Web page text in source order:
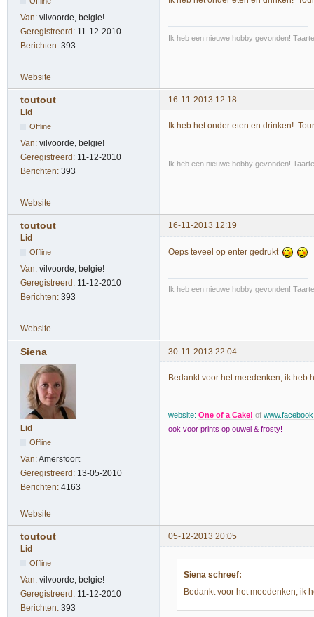
Van: vilvoorde, belgie!
Geregistreerd: 11-12-2010
Berichten: 393
Ik heb een nieuwe hobby gevonden!
Website
toutout
16-11-2013 12:18
Lid
Offline
Van: vilvoorde, belgie!
Geregistreerd: 11-12-2010
Berichten: 393
Ik heb het onder eten en drinken!
Ik heb een nieuwe hobby gevonden!
Website
toutout
16-11-2013 12:19
Lid
Offline
Van: vilvoorde, belgie!
Geregistreerd: 11-12-2010
Berichten: 393
Oeps teveel op enter gedrukt
Ik heb een nieuwe hobby gevonden!
Website
Siena 30-11-2013 22:04
Lid
Offline
Van:Amersfoort
Geregistreerd: 13-05-2010
Berichten: 4163
Bedankt voor het meedenken, ik heb
website: One of a Cake! of
ook voor prints op ouwel & frosty!
Website
toutout
05-12-2013 20:05
Lid
Offline
Van: vilvoorde, belgie!
Geregistreerd: 11-12-2010
Berichten: 393
Siena schreef:
Bedankt voor het meedenken, ik